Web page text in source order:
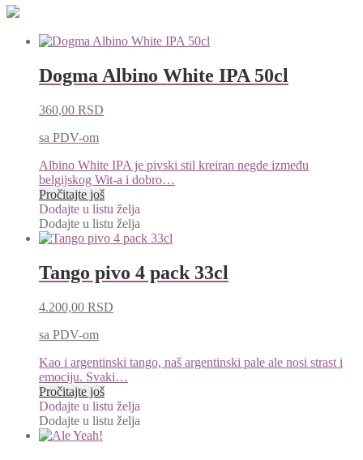
Dogma Albino White IPA 50cl
360,00 RSD
sa PDV-om
Albino White IPA je pivski stil kreiran negde između
belgijskog Wit-a i dobro…
Pročitajte još
Dodajte u listu želja
Dodajte u listu želja
Tango pivo 4 pack 33cl
4.200,00 RSD
sa PDV-om
Kao i argentinski tango, naš argentinski pale ale nosi strast i
emociju. Svaki…
Pročitajte još
Dodajte u listu želja
Dodajte u listu želja